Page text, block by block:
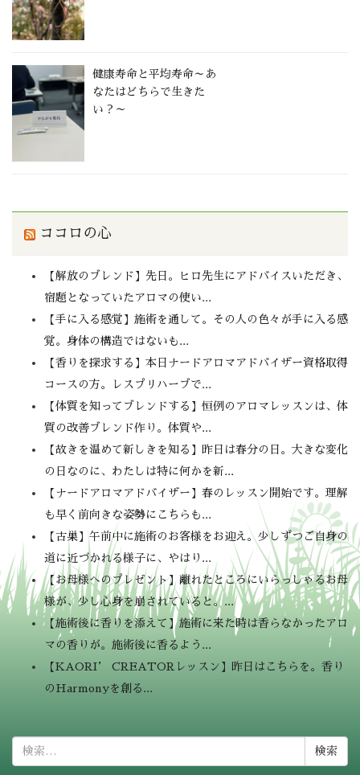
健康寿命と平均寿命～あ
なたはどちらで生きた
い？～
ココロの心
【解放のブレンド】先日。ヒロ先生にアドバイスいただき、
宿題となっていたアロマの使い...
【手に入る感覚】施術を通して。その人の色々が手に入る感
覚。身体の構造ではないも...
【香りを探求する】本日ナードアロマアドバイザー資格取得
コースの方。レスプリハーブで...
【体質を知ってブレンドする】恒例のアロマレッスンは、体
質の改善ブレンド作り。体質や...
【故きを温めて新しきを知る】昨日は春分の日。大きな変化
の日なのに、わたしは特に何かを新...
【ナードアロマアドバイザー】春のレッスン開始です。理解
も早く前向きな姿勢にこちらも...
【古巣】午前中に施術のお客様をお迎え。少しずつご自身の
道に近づかれる様子に、やはり...
【お母様へのプレゼント】離れたところにいらっしゃるお母
様が、少し心身を崩されていると。...
【施術後に香りを添えて】施術に来た時は香らなかったアロ
マの香りが。施術後に香るよう...
【KAORI’ CREATORレッスン】昨日はこちらを。香り
のHarmonyを創る...
索: